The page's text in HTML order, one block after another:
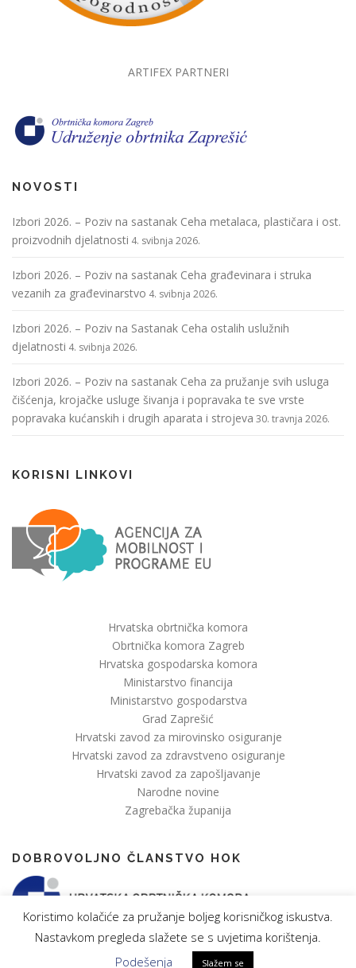
ARTIFEX PARTNERI
NOVOSTI
Izbori 2026. – Poziv na sastanak Ceha metalaca, plastičara i ost.
proizvodnih djelatnosti 4. svibnja 2026.
Izbori 2026. – Poziv na sastanak Ceha građevinara i struka
vezanih za građevinarstvo 4. svibnja 2026.
Izbori 2026. – Poziv na Sastanak Ceha ostalih uslužnih
djelatnosti 4. svibnja 2026.
Izbori 2026. – Poziv na sastanak Ceha za pružanje svih usluga
čišćenja, krojačke usluge šivanja i popravaka te sve vrste
popravaka kućanskih i drugih aparata i strojeva 30. travnja 2026.
KORISNI LINKOVI
Hrvatska obrtnička komora
Obrtnička komora Zagreb
Hrvatska gospodarska komora
Ministarstvo financija
Ministarstvo gospodarstva
Grad Zaprešić
Hrvatski zavod za mirovinsko osiguranje
Hrvatski zavod za zdravstveno osiguranje
Hrvatski zavod za zapošljavanje
Narodne novine
Zagrebačka županija
DOBROVOLJNO ČLANSTVO HOK
Koristimo kolačiće za pružanje boljeg korisničkog iskustva.
Nastavkom pregleda slažete se s uvjetima korištenja.
Podešenja
Slažem se